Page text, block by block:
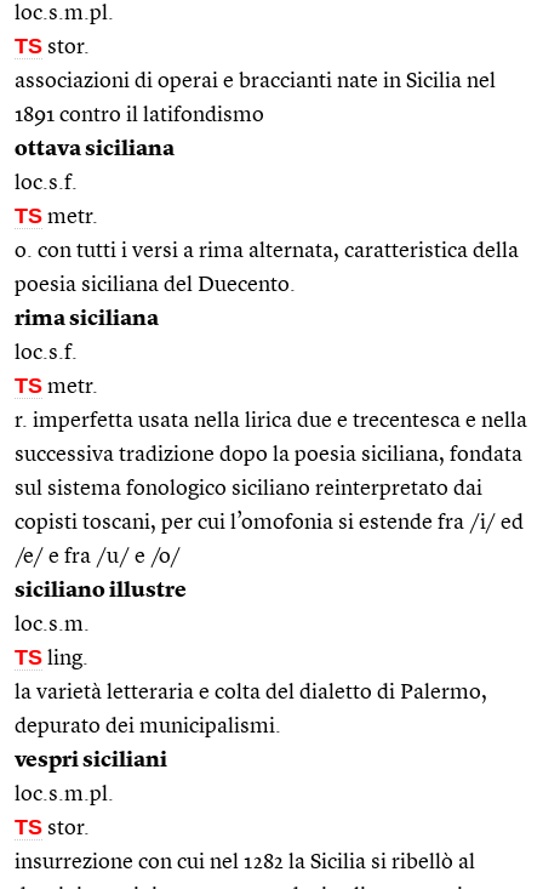
loc.s.m.pl.
TS stor.
associazioni di operai e braccianti nate in Sicilia nel
1891 contro il latifondismo
ottava siciliana
loc.s.f.
TS metr.
o. con tutti i versi a rima alternata, caratteristica della
poesia siciliana del Duecento.
rima siciliana
loc.s.f.
TS metr.
r. imperfetta usata nella lirica due e trecentesca e nella
successiva tradizione dopo la poesia siciliana, fondata
sul sistema fonologico siciliano reinterpretato dai
copisti toscani, per cui l’omofonia si estende fra /i/ ed
/e/ e fra /u/ e /o/
siciliano illustre
loc.s.m.
TS ling.
la varietà letteraria e colta del dialetto di Palermo,
depurato dei municipalismi.
vespri siciliani
loc.s.m.pl.
TS stor.
insurrezione con cui nel 1282 la Sicilia si ribellò al